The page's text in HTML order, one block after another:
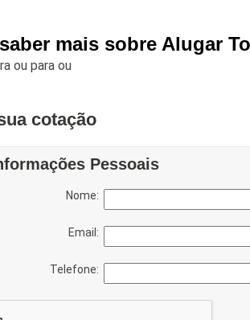
mais sobre Alugar
ou paraou
cotação
Pessoais
Nome:
Email:
Telefone: